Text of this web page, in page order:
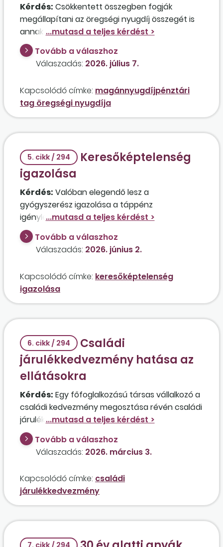
Kérdés: Csökkentett összegben fogják
megállapítani az öregségi nyugdíj összegét is
annak a személynek, aki régen rokkantsági
nyugdíjas volt, amit a magánnyugdíjpénztári
tagsága miatt csökkentett összegben
állapítottak meg, és most betöltötte a
Tovább a válaszhoz
Válaszadás: 2026. július 7.
Kapcsolódó címke: magánnyugdíjpénztári
tag öregségi nyugdíja
5. cikk / 294
Keresőképtelenség
igazolása
Kérdés: Valóban elegendő lesz a
gyógyszerész igazolása a táppénz
igényléséhez?
Tovább a válaszhoz
Válaszadás: 2026. június 2.
Kapcsolódó címke: keresőképtelenség
igazolása
6. cikk / 294
Családi
járulékkedvezmény hatása az
ellátásokra
Kérdés: Egy főfoglalkozású társas vállalkozó a
családi kedvezmény megosztása révén családi
járulékkedvezmény igénybevételére vált
jogosulttá, így teljes egészében mentesül a
társadalombiztosítási járulék fizetése alól. Érinti
mindez bármilyen formában a majdani
tekintettel a nyugellátásra?
Tovább a válaszhoz
Válaszadás: 2026. március 3.
Kapcsolódó címke: családi
járulékkedvezmény